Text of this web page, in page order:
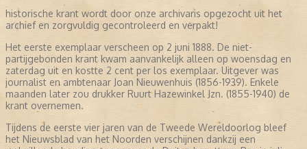
historische krant wordt door onze archivaris opgezocht uit het
archief en zorgvuldig gecontroleerd en verpakt!
Het eerste exemplaar verscheen op 2 juni 1888. De niet-
partijgebonden krant kwam aanvankelijk alleen op woensdag en
zaterdag uit en kostte 2 cent per los exemplaar. Uitgever was
journalist en ambtenaar Joan Nieuwenhuis (1856-1939). Enkele
maanden later zou drukker Ruurt Hazewinkel Jzn. (1855-1940) de
krant overnemen.
Tijdens de eerste vier jaren van de Tweede Wereldoorlog bleef
het Nieuwsblad van het Noorden verschijnen dankzij een